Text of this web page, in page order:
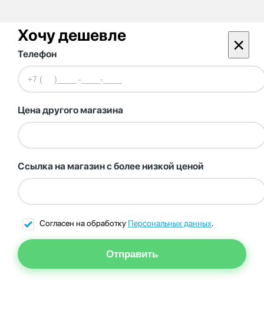
Хочу дешевле ×
Телефон
Цена другого магазина
Ссылка на магазин с более низкой ценой
Согласен на обработку Персональных данных.
Отправить